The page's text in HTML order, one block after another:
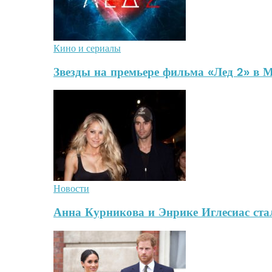
Кино и сериалы
Звезды на премьере фильма «Лед 2» в
Новости
Анна Курникова и Энрике Иглесиас